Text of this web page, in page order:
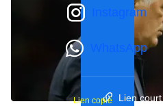
Instagram
WhatsApp
Lien court
Lien copié